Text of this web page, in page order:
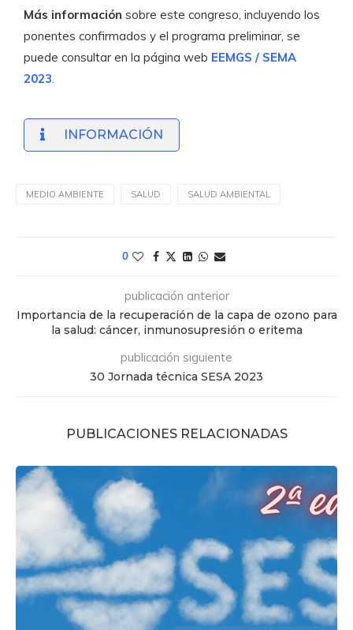
Más información sobre este congreso, incluyendo los
ponentes confirmados y el programa preliminar, se
puede consultar en la página web EEMGS / SEMA
2023.
INFORMACIÓN
MEDIO AMBIENTE SALUD SALUD AMBIENTAL
0
publicación anterior
Importancia de la recuperación de la capa de ozono para
la salud: cáncer, inmunosupresión o eritema
publicación siguiente
30 Jornada técnica SESA 2023
PUBLICACIONES RELACIONADAS